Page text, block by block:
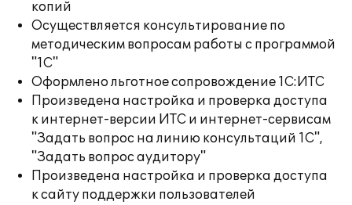
копий
Осуществляется консультирование по
методическим вопросам работы с программой
"1С"
Оформлено льготное сопровождение 1С:ИТС
Произведена настройка и проверка доступа
к интернет-версии ИТС и интернет-сервисам
"Задать вопрос на линию консультаций 1С",
"Задать вопрос аудитору"
Произведена настройка и проверка доступа
к сайту поддержки пользователей